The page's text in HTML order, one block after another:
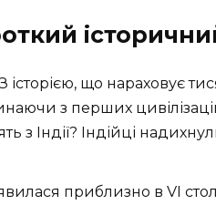
що нараховує
з перших
з Індії? Індійці
приблизно в VI